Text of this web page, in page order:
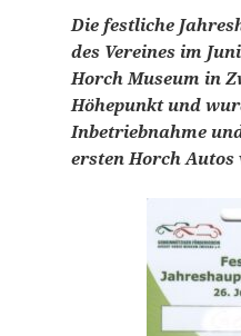
Die festliche
des Vereines im
Horch Museum in
Höhepunkt und
Inbetriebnahme
ersten Horch Autos